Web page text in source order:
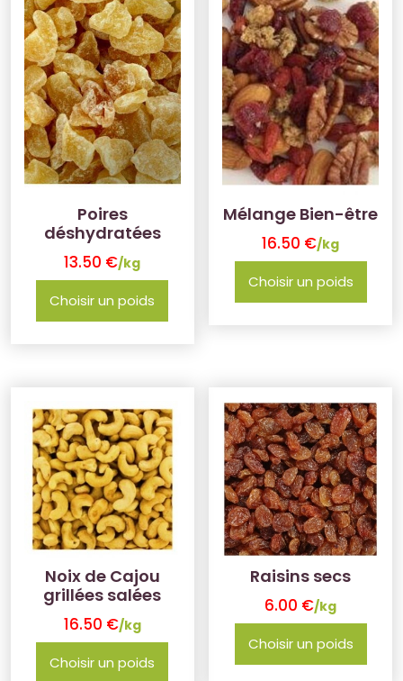
Poires
déshydratées
13.50 €/kg
Choisir un poids
Mélange Bien-être
16.50 €/kg
Choisir un poids
Noix de Cajou
grillées salées
16.50 €/kg
Choisir un poids
Raisins secs
6.00 €/kg
Choisir un poids